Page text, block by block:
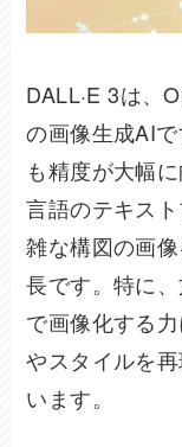
DALL·E 3は、
の画像生成AI
も精度が大幅
言語のテキス
雑な構図の画
長です。特に
で画像化する
やスタイルを
います。